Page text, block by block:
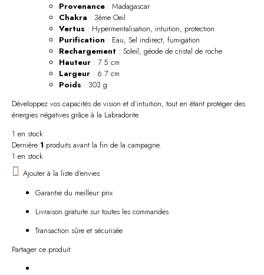
Provenance : Madagascar
Chakra : 3ème Oeil
Vertus : Hypermentalisation, intuition, protection
Purification : Eau, Sel indirect, fumigation
Rechargement : Soleil, géode de cristal de roche
Hauteur : 7.5 cm
Largeur : 6.7 cm
Poids : 303 g
Développez vos capacités de vision et d’intuition, tout en étant protéger des
énergies négatives grâce à la Labradorite
1 en stock
Dernière 1 produits avant la fin de la campagne.
1 en stock
Ajouter à la liste d'envies
Garantie du meilleur prix
Livraison gratuite sur toutes les commandes
Transaction sûre et sécurisée
Partager ce produit: